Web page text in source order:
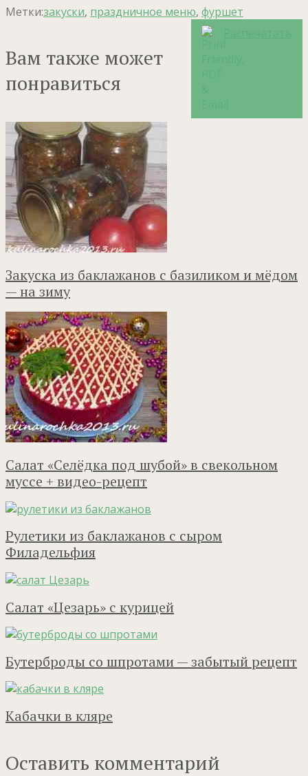
Метки:закуски, праздничное меню, фуршет
Вам также может
понравиться
Закуска из баклажанов с базиликом и мёдом
— на зиму
Салат «Селёдка под шубой» в свекольном
муссе + видео-рецепт
Рулетики из баклажанов с сыром
Филадельфия
Салат «Цезарь» с курицей
Бутерброды со шпротами — забытый рецепт
Кабачки в кляре
Оставить комментарий